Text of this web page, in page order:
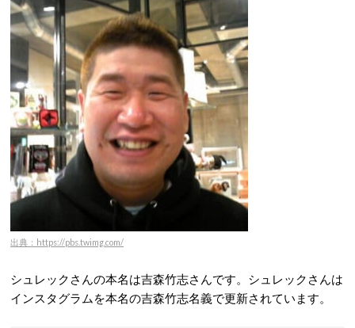
出典：https://pbs.twimg.com/
シュレックさんの本名は吉森竹志さんです。シュレックさんは
インスタグラムを本名の吉森竹志名義で更新されています。